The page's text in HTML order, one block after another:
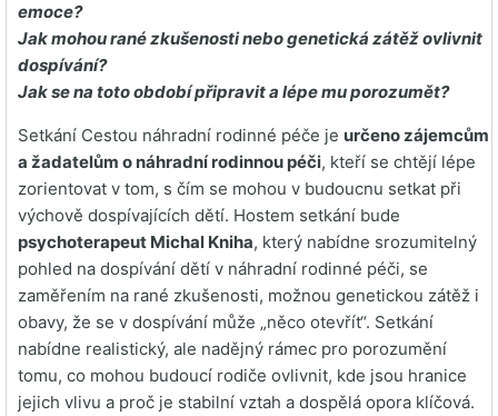
emoce?
Jak mohou rané zkušenosti nebo genetická zátěž ovlivnit
dospívání?
Jak se na toto období připravit a lépe mu porozumět?
Setkání Cestou náhradní rodinné péče je určeno zájemcům
a žadatelům o náhradní rodinnou péči, kteří se chtějí lépe
zorientovat v tom, s čím se mohou v budoucnu setkat při
výchově dospívajících dětí. Hostem setkání bude
psychoterapeut Michal Kniha, který nabídne srozumitelný
pohled na dospívání dětí v náhradní rodinné péči, se
zaměřením na rané zkušenosti, možnou genetickou zátěž i
obavy, že se v dospívání může „něco otevřít“. Setkání
nabídne realistický, ale nadějný rámec pro porozumění
tomu, co mohou budoucí rodiče ovlivnit, kde jsou hranice
jejich vlivu a proč je stabilní vztah a dospělá opora klíčová.